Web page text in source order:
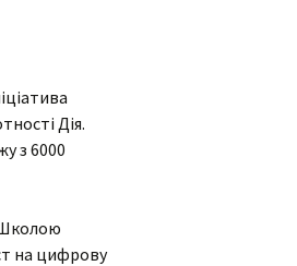
Дія.
з 6000
на цифрову